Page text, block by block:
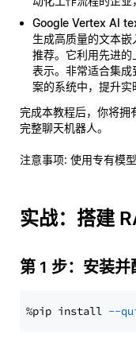
Google Vertex AI
生成高质量的文本
推荐。它利用先进
表示。非常适合集
案的系统中，提升实
完成本教程后，你将拥
完整聊天机器人。
注意事项: 使用专有模
实战：搭建
第 1 步：安装
%pip install --